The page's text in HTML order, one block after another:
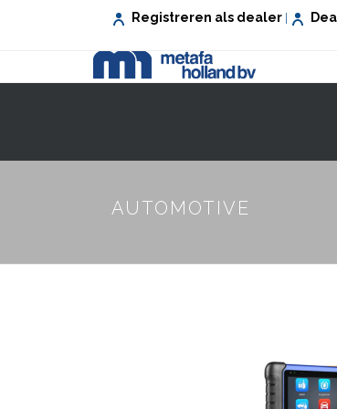
Registreren als dealer
VEILIG WONEN VEILIG
AUTOMOTIVE